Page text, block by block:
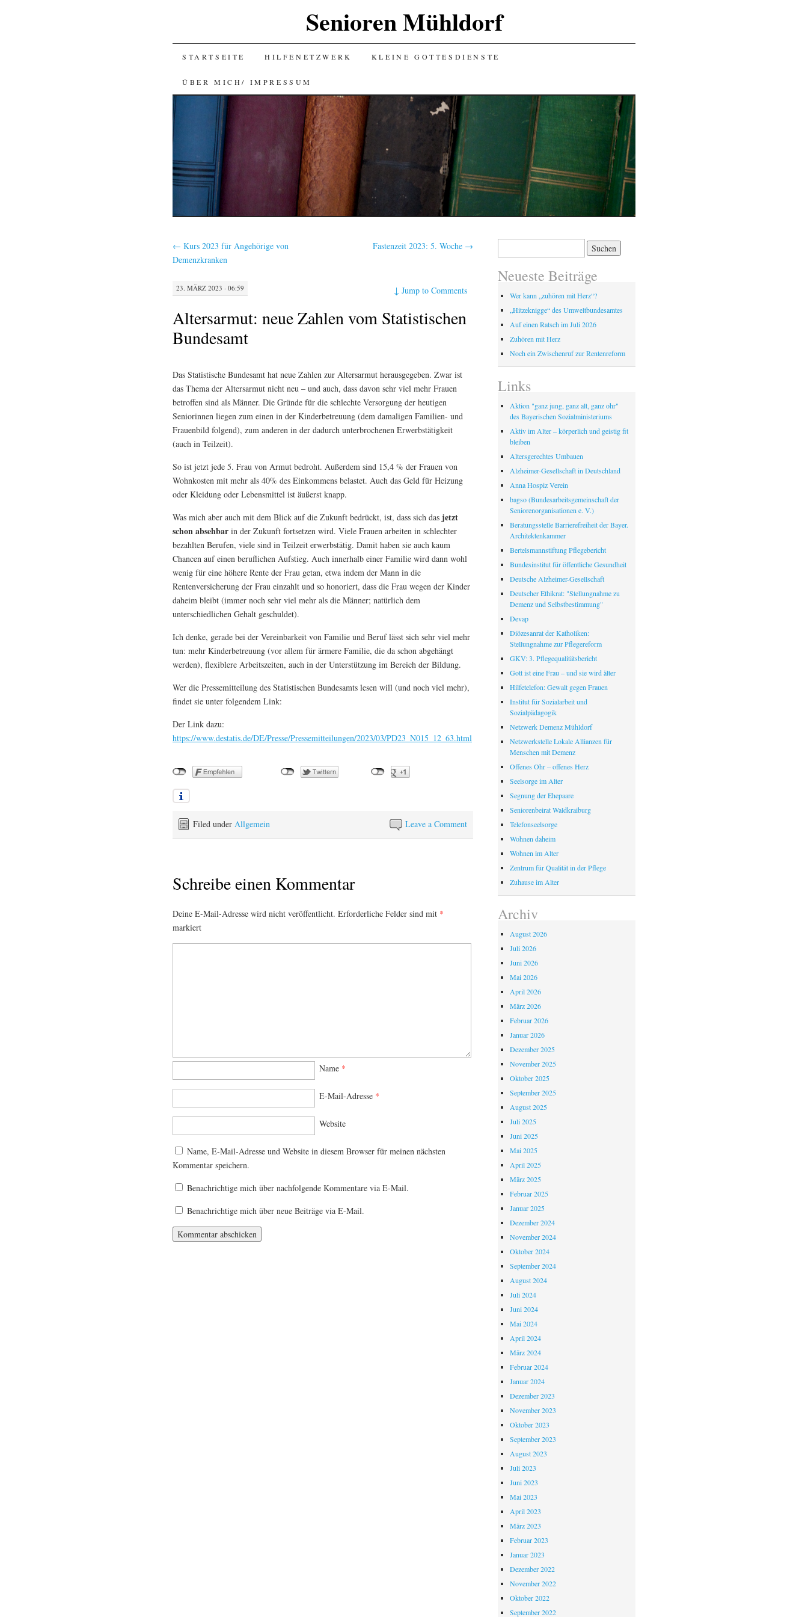
Senioren Mühldorf
SKIP
TO
CONTENT
STARTSEITE HILFENETZWERK KLEINE GOTTESDIENSTE
ÜBER MICH/ IMPRESSUM
← Kurs 2023 für Angehörige von
Demenzkranken
Fastenzeit 2023: 5. Woche →
23. MÄRZ 2023 · 06:59 ↓Jump to Comments
Altersarmut: neue Zahlen vom Statistischen
Bundesamt
Das Statistische Bundesamt hat neue Zahlen zur Altersarmut herausgegeben. Zwar ist
das Thema der Altersarmut nicht neu – und auch, dass davon sehr viel mehr Frauen
betroffen sind als Männer. Die Gründe für die schlechte Versorgung der heutigen
Seniorinnen liegen zum einen in der Kinderbetreuung (dem damaligen Familien- und
Frauenbild folgend), zum anderen in der dadurch unterbrochenen Erwerbstätigkeit
(auch in Teilzeit).
So ist jetzt jede 5. Frau von Armut bedroht. Außerdem sind 15,4 % der Frauen von
Wohnkosten mit mehr als 40% des Einkommens belastet. Auch das Geld für Heizung
oder Kleidung oder Lebensmittel ist äußerst knapp.
Was mich aber auch mit dem Blick auf die Zukunft bedrückt, ist, dass sich das jetzt
schon absehbar in der Zukunft fortsetzen wird. Viele Frauen arbeiten in schlechter
bezahlten Berufen, viele sind in Teilzeit erwerbstätig. Damit haben sie auch kaum
Chancen auf einen beruflichen Aufstieg. Auch innerhalb einer Familie wird dann wohl
wenig für eine höhere Rente der Frau getan, etwa indem der Mann in die
Rentenversicherung der Frau einzahlt und so honoriert, dass die Frau wegen der Kinder
daheim bleibt (immer noch sehr viel mehr als die Männer; natürlich dem
unterschiedlichen Gehalt geschuldet).
Ich denke, gerade bei der Vereinbarkeit von Familie und Beruf lässt sich sehr viel mehr
tun: mehr Kinderbetreuung (vor allem für ärmere Familie, die da schon abgehängt
werden), flexiblere Arbeitszeiten, auch in der Unterstützung im Bereich der Bildung.
Wer die Pressemitteilung des Statistischen Bundesamts lesen will (und noch viel mehr),
findet sie unter folgendem Link:
Der Link dazu:
https://www.destatis.de/DE/Presse/Pressemitteilungen/2023/03/PD23_N015_12_63.html
Leave a Comment
Filed under Allgemein
Schreibe einen Kommentar
Deine E-Mail-Adresse wird nicht veröffentlicht. Erforderliche Felder sind mit *
markiert
Name *
E-Mail-Adresse *
Website
Name, E-Mail-Adresse und Website in diesem Browser für meinen nächsten
Kommentar speichern.
Benachrichtige mich über nachfolgende Kommentare via E-Mail.
Benachrichtige mich über neue Beiträge via E-Mail.
Neueste Beiträge
Wer kann „zuhören mit Herz“?
„Hitzeknigge“ des Umweltbundesamtes
Auf einen Ratsch im Juli 2026
Zuhören mit Herz
Noch ein Zwischenruf zur Rentenreform
Links
Aktion "ganz jung, ganz alt, ganz ohr"
des Bayerischen Sozialministeriums
Aktiv im Alter – körperlich und geistig fit
bleiben
Altersgerechtes Umbauen
Alzheimer-Gesellschaft in Deutschland
Anna Hospiz Verein
bagso (Bundesarbeitsgemeinschaft der
Seniorenorganisationen e. V.)
Beratungsstelle Barrierefreiheit der Bayer.
Architektenkammer
Bertelsmannstiftung Pflegebericht
Bundesinstitut für öffentliche Gesundheit
Deutsche Alzheimer-Gesellschaft
Deutscher Ethikrat: "Stellungnahme zu
Demenz und Selbstbestimmung"
Devap
Diözesanrat der Katholiken:
Stellungnahme zur Pflegereform
GKV: 3. Pflegequalitätsbericht
Gott ist eine Frau – und sie wird älter
Hilfetelefon: Gewalt gegen Frauen
Institut für Sozialarbeit und
Sozialpädagogik
Netzwerk Demenz Mühldorf
Netzwerkstelle Lokale Allianzen für
Menschen mit Demenz
Offenes Ohr – offenes Herz
Seelsorge im Alter
Segnung der Ehepaare
Seniorenbeirat Waldkraiburg
Telefonseelsorge
Wohnen daheim
Wohnen im Alter
Zentrum für Qualität in der Pflege
Zuhause im Alter
Archiv
August 2026
Juli 2026
Juni 2026
Mai 2026
April 2026
März 2026
Februar 2026
Januar 2026
Dezember 2025
November 2025
Oktober 2025
September 2025
August 2025
Juli 2025
Juni 2025
Mai 2025
April 2025
März 2025
Februar 2025
Januar 2025
Dezember 2024
November 2024
Oktober 2024
September 2024
August 2024
Juli 2024
Juni 2024
Mai 2024
April 2024
März 2024
Februar 2024
Januar 2024
Dezember 2023
November 2023
Oktober 2023
September 2023
August 2023
Juli 2023
Juni 2023
Mai 2023
April 2023
März 2023
Februar 2023
Januar 2023
Dezember 2022
November 2022
Oktober 2022
September 2022